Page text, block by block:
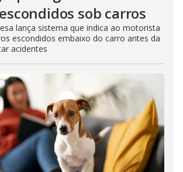
sob carros
lança sistema que indica ao motorista
escondidos embaixo do carro antes da
acidentes